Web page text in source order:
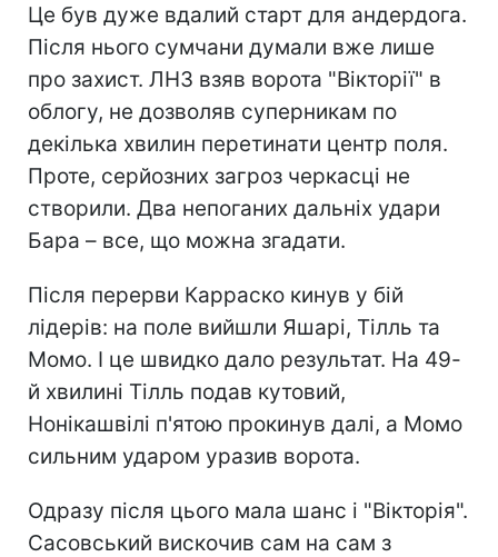
Це був дуже вдалий старт для андердога.
Після нього сумчани думали вже лише
про захист. ЛНЗ взяв ворота "Вікторії" в
облогу, не дозволяв суперникам по
декілька хвилин перетинати центр поля.
Проте, серйозних загроз черкасці не
створили. Два непоганих дальніх удари
Бара – все, що можна згадати.
Після перерви Карраско кинув у бій
лідерів: на поле вийшли Яшарі, Тілль та
Момо. І це швидко дало результат. На 49-
й хвилині Тілль подав кутовий,
Нонікашвілі п'ятою прокинув далі, а Момо
сильним ударом уразив ворота.
Одразу після цього мала шанс і "Вікторія".
Сасовський вискочив сам на сам з